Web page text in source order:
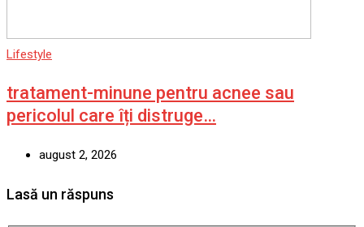
Lifestyle
tratament-minune pentru acnee sau
pericolul care îți distruge…
august 2, 2026
Lasă un răspuns